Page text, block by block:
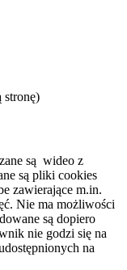
stronę)
są wideo z
są pliki cookies
zawierające m.in.
Nie ma możliwości
są dopiero
nie godzi się na
na